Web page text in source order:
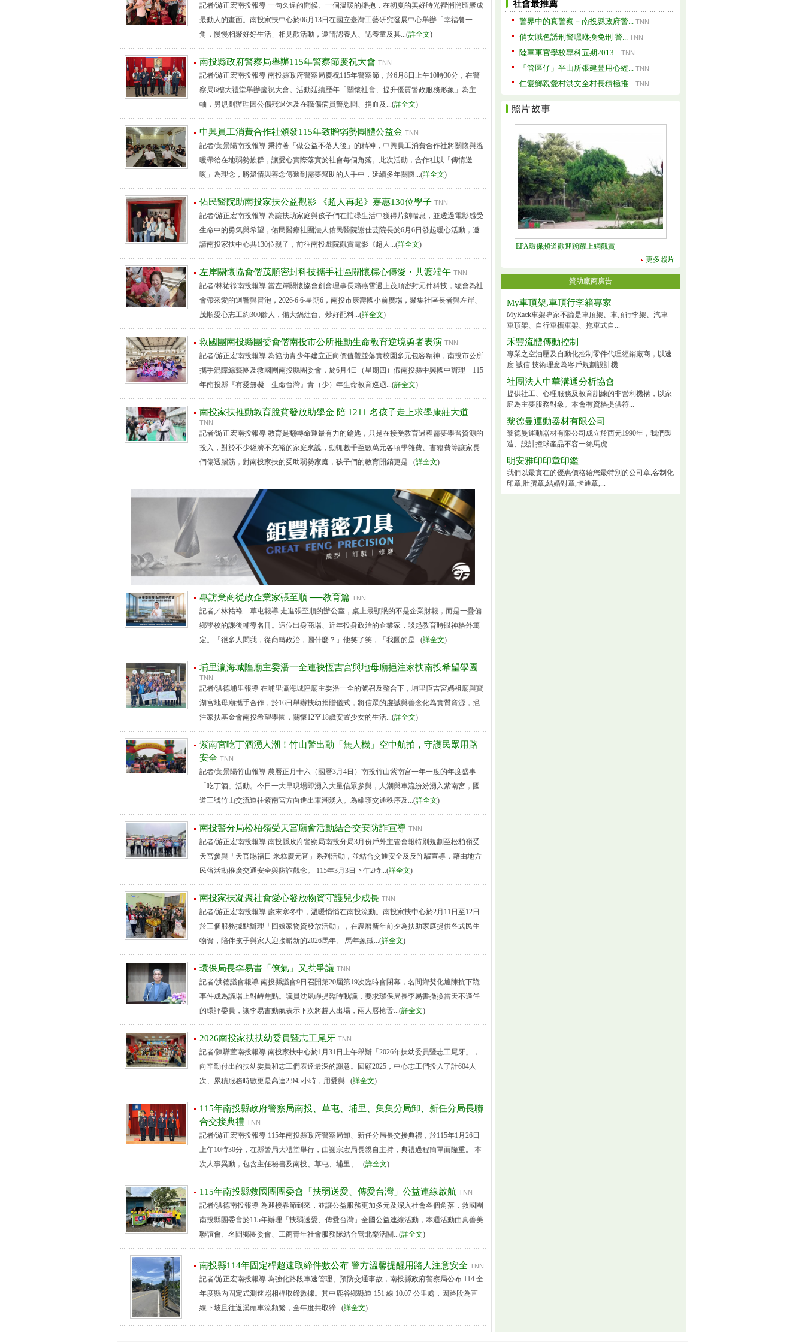
記者/游正宏南投報導 一句久違的問候、一個溫暖的擁抱，在初夏的美好時光裡悄悄匯聚成
最動人的畫面。南投家扶中心於06月13日在國立臺灣工藝研究發展中心舉辦「幸福餐一
角，慢慢相聚好好生活」相見歡活動，邀請認養人、認養童及其...(詳全文)
南投縣政府警察局舉辦115年警察節慶祝大會 TNN
記者/游正宏南投報導 南投縣政府警察局慶祝115年警察節，於6月8日上午10時30分，在警
察局6樓大禮堂舉辦慶祝大會。活動延續歷年「關懷社會、提升優質警政服務形象」為主
軸，另規劃辦理因公傷殘退休及在職傷病員警慰問、捐血及...(詳全文)
中興員工消費合作社頒發115年致贈弱勢團體公益金 TNN
記者/葉景陽南投報導 秉持著「做公益不落人後」的精神，中興員工消費合作社將關懷與溫
暖帶給在地弱勢族群，讓愛心實際落實於社會每個角落。此次活動，合作社以「傳情送
暖」為理念，將溫情與善念傳遞到需要幫助的人手中，延續多年關懷...(詳全文)
佑民醫院助南投家扶公益觀影 《超人再起》嘉惠130位學子 TNN
記者/游正宏南投報導 為讓扶助家庭與孩子們在忙碌生活中獲得片刻喘息，並透過電影感受
生命中的勇氣與希望，佑民醫療社團法人佑民醫院謝佳芸院長於6月6日發起暖心活動，邀
請南投家扶中心共130位親子，前往南投戲院觀賞電影《超人...(詳全文)
左岸關懷協會偕茂順密封科技攜手社區關懷粽心傳愛・共渡端午 TNN
記者/林祐祿南投報導 當左岸關懷協會創會理事長賴燕雪遇上茂順密封元件科技，總會為社
會帶來愛的迴響與冒泡，2026‧6‧6‧星期6，南投市康壽國小前廣場，聚集社區長者與左岸、
茂順愛心志工約300餘人，備大鍋灶台、炒好配料...(詳全文)
救國團南投縣團委會偕南投市公所推動生命教育逆境勇者表演 TNN
記者/游正宏南投報導 為協助青少年建立正向價值觀並落實校園多元包容精神，南投市公所
攜手混障綜藝團及救國團南投縣團委會，於6月4日（星期四）假南投縣中興國中辦理「115
年南投縣『有愛無礙－生命台灣』青（少）年生命教育巡迴...(詳全文)
南投家扶推動教育脫貧發放助學金 陪 1211 名孩子走上求學康莊大道
TNN
記者/游正宏南投報導 教育是翻轉命運最有力的鑰匙，只是在接受教育過程需要學習資源的
投入，對於不少經濟不充裕的家庭來說，動輒數千至數萬元各項學雜費、書籍費等讓家長
們傷透腦筋，對南投家扶的受助弱勢家庭，孩子們的教育開銷更是...(詳全文)
專訪棄商從政企業家張至順 ──教育篇 TNN
記者／林祐祿 草屯報導 走進張至順的辦公室，桌上最顯眼的不是企業財報，而是一疊偏
鄉學校的課後輔導名冊。這位出身商場、近年投身政治的企業家，談起教育時眼神格外篤
定。「很多人問我，從商轉政治，圖什麼？」他笑了笑，「我圖的是...(詳全文)
埔里瀛海城隍廟主委潘一全連袂恆吉宮與地母廟挹注家扶南投希望學園
TNN
記者/洪德埔里報導 在埔里瀛海城隍廟主委潘一全的號召及整合下，埔里恆吉宮媽祖廟與寶
湖宮地母廟攜手合作，於16日舉辦扶幼捐贈儀式，將信眾的虔誠與善念化為實質資源，挹
注家扶基金會南投希望學園，關懷12至18歲安置少女的生活...(詳全文)
紫南宮吃丁酒湧人潮！竹山警出動「無人機」空中航拍，守護民眾用路
安全 TNN
記者/葉景陽竹山報導 農曆正月十六（國曆3月4日）南投竹山紫南宮一年一度的年度盛事
「吃丁酒」活動。今日一大早現場即湧入大量信眾參與，人潮與車流紛紛湧入紫南宮，國
道三號竹山交流道往紫南宮方向進出車潮湧入。為維護交通秩序及...(詳全文)
南投警分局松柏嶺受天宮廟會活動結合交安防詐宣導 TNN
記者/游正宏南投報導 南投縣政府警察局南投分局3月份戶外主管會報特別規劃至松柏嶺受
天宮參與「天官賜福日 米糕慶元宵」系列活動，並結合交通安全及反詐騙宣導，藉由地方
民俗活動推廣交通安全與防詐觀念。 115年3月3日下午2時...(詳全文)
南投家扶凝聚社會愛心發放物資守護兒少成長 TNN
記者/游正宏南投報導 歲末寒冬中，溫暖悄悄在南投流動。南投家扶中心於2月11日至12日
於三個服務據點辦理「回娘家物資發放活動」，在農曆新年前夕為扶助家庭提供各式民生
物資，陪伴孩子與家人迎接嶄新的2026馬年。 馬年象徵...(詳全文)
環保局長李易書「僚氣」又惹爭議 TNN
記者/洪德議會報導 南投縣議會9日召開第20屆第19次臨時會閉幕，名間鄉焚化爐陳抗下跪
事件成為議場上對峙焦點。議員沈夙崢提臨時動議，要求環保局長李易書撤換當天不適任
的環評委員，讓李易書動氣表示下次將趕人出場，兩人唇槍舌...(詳全文)
2026南投家扶扶幼委員暨志工尾牙 TNN
記者/陳驊萱南投報導 南投家扶中心於1月31日上午舉辦「2026年扶幼委員暨志工尾牙」，
向辛勤付出的扶幼委員和志工們表達最深的謝意。回顧2025，中心志工們投入了計604人
次、累積服務時數更是高達2,945小時，用愛與...(詳全文)
115年南投縣政府警察局南投、草屯、埔里、集集分局卸、新任分局長聯
合交接典禮 TNN
記者/游正宏南投報導 115年南投縣政府警察局卸、新任分局長交接典禮，於115年1月26日
上午10時30分，在縣警局大禮堂舉行，由謝宗宏局長親自主持，典禮過程簡單而隆重。 本
次人事異動，包含主任秘書及南投、草屯、埔里、...(詳全文)
115年南投縣救國團團委會「扶弱送愛、傳愛台灣」公益連線啟航 TNN
記者/洪德南投報導 為迎接春節到來，並讓公益服務更加多元及深入社會各個角落，救國團
南投縣團委會於115年辦理「扶弱送愛、傳愛台灣」全國公益連線活動，本週活動由真善美
聯誼會、名間鄉團委會、工商青年社會服務隊結合營北樂活關...(詳全文)
南投縣114年固定桿超速取締件數公布 警方溫馨提醒用路人注意安全 TNN
記者/游正宏南投報導 為強化路段車速管理、預防交通事故，南投縣政府警察局公布 114 全
年度縣內固定式測速照相桿取締數據。其中鹿谷鄉縣道 151 線 10.07 公里處，因路段為直
線下坡且往返溪頭車流頻繁，全年度共取締...(詳全文)
社會最推薦
警界中的真警察－南投縣政府警... TNN
俏女賊色誘刑警嘿咻換免刑 警... TNN
陸軍軍官學校專科五期2013... TNN
「管區仔」半山所張建豐用心經... TNN
仁愛鄉親愛村洪文全村長積極推... TNN
EPA環保頻道歡迎踴躍上網觀賞
更多照片
贊助廠商廣告
My車頂架,車頂行李箱專家
MyRack車架專家不論是車頂架、車頂行李架、汽車
車頂架、自行車攜車架、拖車式自...
禾豐流體傳動控制
專業之空油壓及自動化控制零件代理經銷廠商，以速
度 誠信 技術理念為客戶規劃設計機...
社團法人中華溝通分析協會
提供社工、心理服務及教育訓練的非營利機構，以家
庭為主要服務對象。本會有資格提供符...
黎德曼運動器材有限公司
黎德曼運動器材有限公司成立於西元1990年，我們製
造、設計撞球產品不容一絲馬虎....
明安雅印印章印鑑
我們以最實在的優惠價格給您最特別的公司章,客制化
印章,肚臍章,結婚對章,卡通章,...